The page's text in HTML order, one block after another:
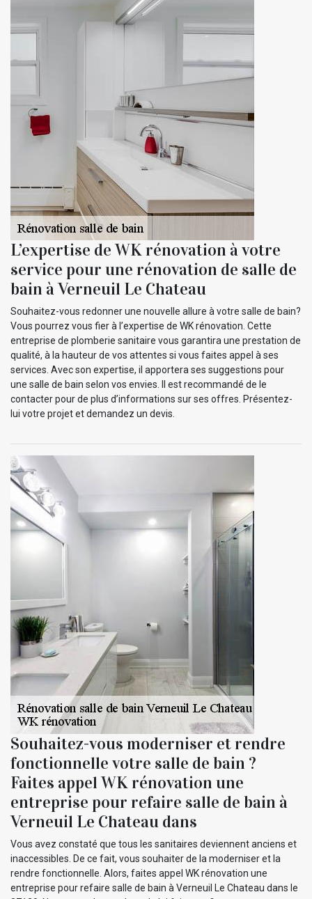
L’expertise de WK rénovation à votre
service pour une rénovation de salle de
bain à Verneuil Le Chateau
Souhaitez-vous redonner une nouvelle allure à votre salle de bain?
Vous pourrez vous fier à l’expertise de WK rénovation. Cette
entreprise de plomberie sanitaire vous garantira une prestation de
qualité, à la hauteur de vos attentes si vous faites appel à ses
services. Avec son expertise, il apportera ses suggestions pour
une salle de bain selon vos envies. Il est recommandé de le
contacter pour de plus d’informations sur ses offres. Présentez-
lui votre projet et demandez un devis.
Souhaitez-vous moderniser et rendre
fonctionnelle votre salle de bain ?
Faites appel WK rénovation une
entreprise pour refaire salle de bain à
Verneuil Le Chateau dans
Vous avez constaté que tous les sanitaires deviennent anciens et
inaccessibles. De ce fait, vous souhaiter de la moderniser et la
rendre fonctionnelle. Alors, faites appel WK rénovation une
entreprise pour refaire salle de bain à Verneuil Le Chateau dans le